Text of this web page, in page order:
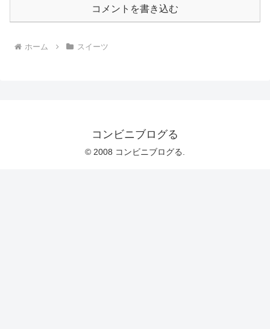
コメントを書き込む
ホーム スイーツ
コンビニブログる
© 2008 コンビニブログる.